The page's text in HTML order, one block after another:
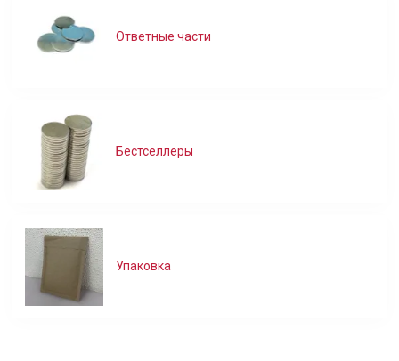
Ответные части
Бестселлеры
Упаковка